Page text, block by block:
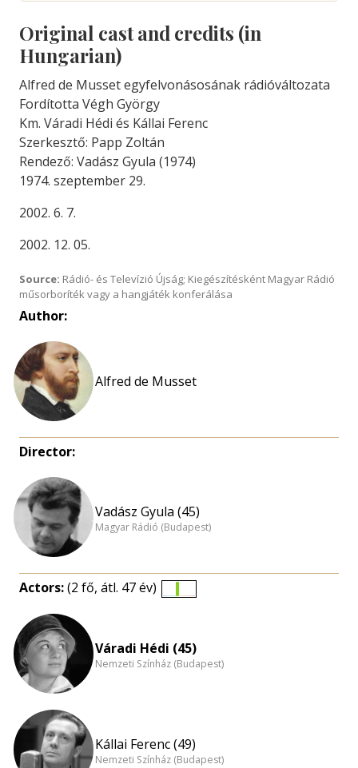
Original cast and credits (in
Hungarian)
Alfred de Musset egyfelvonásosának rádióváltozata
Fordította Végh György
Km. Váradi Hédi és Kállai Ferenc
Szerkesztő: Papp Zoltán
Rendező: Vadász Gyula (1974)
1974. szeptember 29.
2002. 6. 7.
2002. 12. 05.
Source: Rádió- és Televízió Újság; Kiegészítésként Magyar Rádió
műsorboríték vagy a hangjáték konferálása
Author:
Alfred de Musset
Director:
Vadász Gyula (45)
Magyar Rádió (Budapest)
Actors:(2 fő, átl. 47 év)
nagyítása
Váradi Hédi (45)
Nemzeti Színház (Budapest)
Kállai Ferenc (49)
Nemzeti Színház (Budapest)